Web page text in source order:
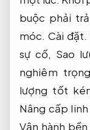
buộc phải
móc. Cài đặt.
sự cố, Sao
nghiêm
lượng tốt
Nâng cấp
Vận hành bền